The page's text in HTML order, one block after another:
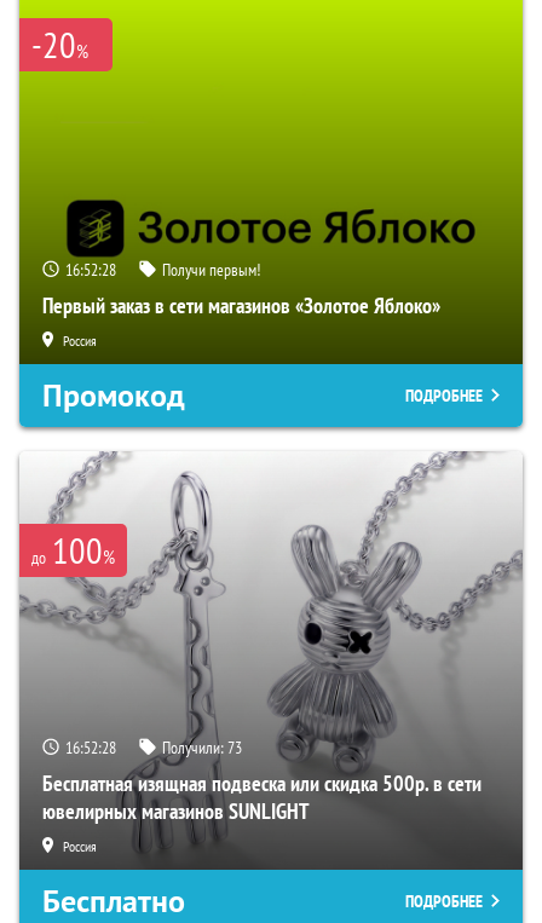
-20%
16:52:27 Получи первым!
Первый заказ в сети магазинов «Золотое Яблоко»
Россия
Промокод ПОДРОБНЕЕ
до 100%
16:52:27 Получили:73
Бесплатная изящная подвеска или скидка 500р. в сети
ювелирных магазинов SUNLIGHT
Россия
Бесплатно ПОДРОБНЕЕ